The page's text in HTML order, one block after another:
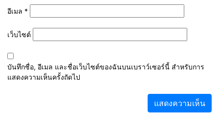
อีเมล *
เว็บไซต์
บันทึกชื่อ, อีเมล และชื่อเว็บไซต์ของฉันบนเบราว์เซอร์นี้ สำหรับการ
แสดงความเห็นครั้งถัดไป